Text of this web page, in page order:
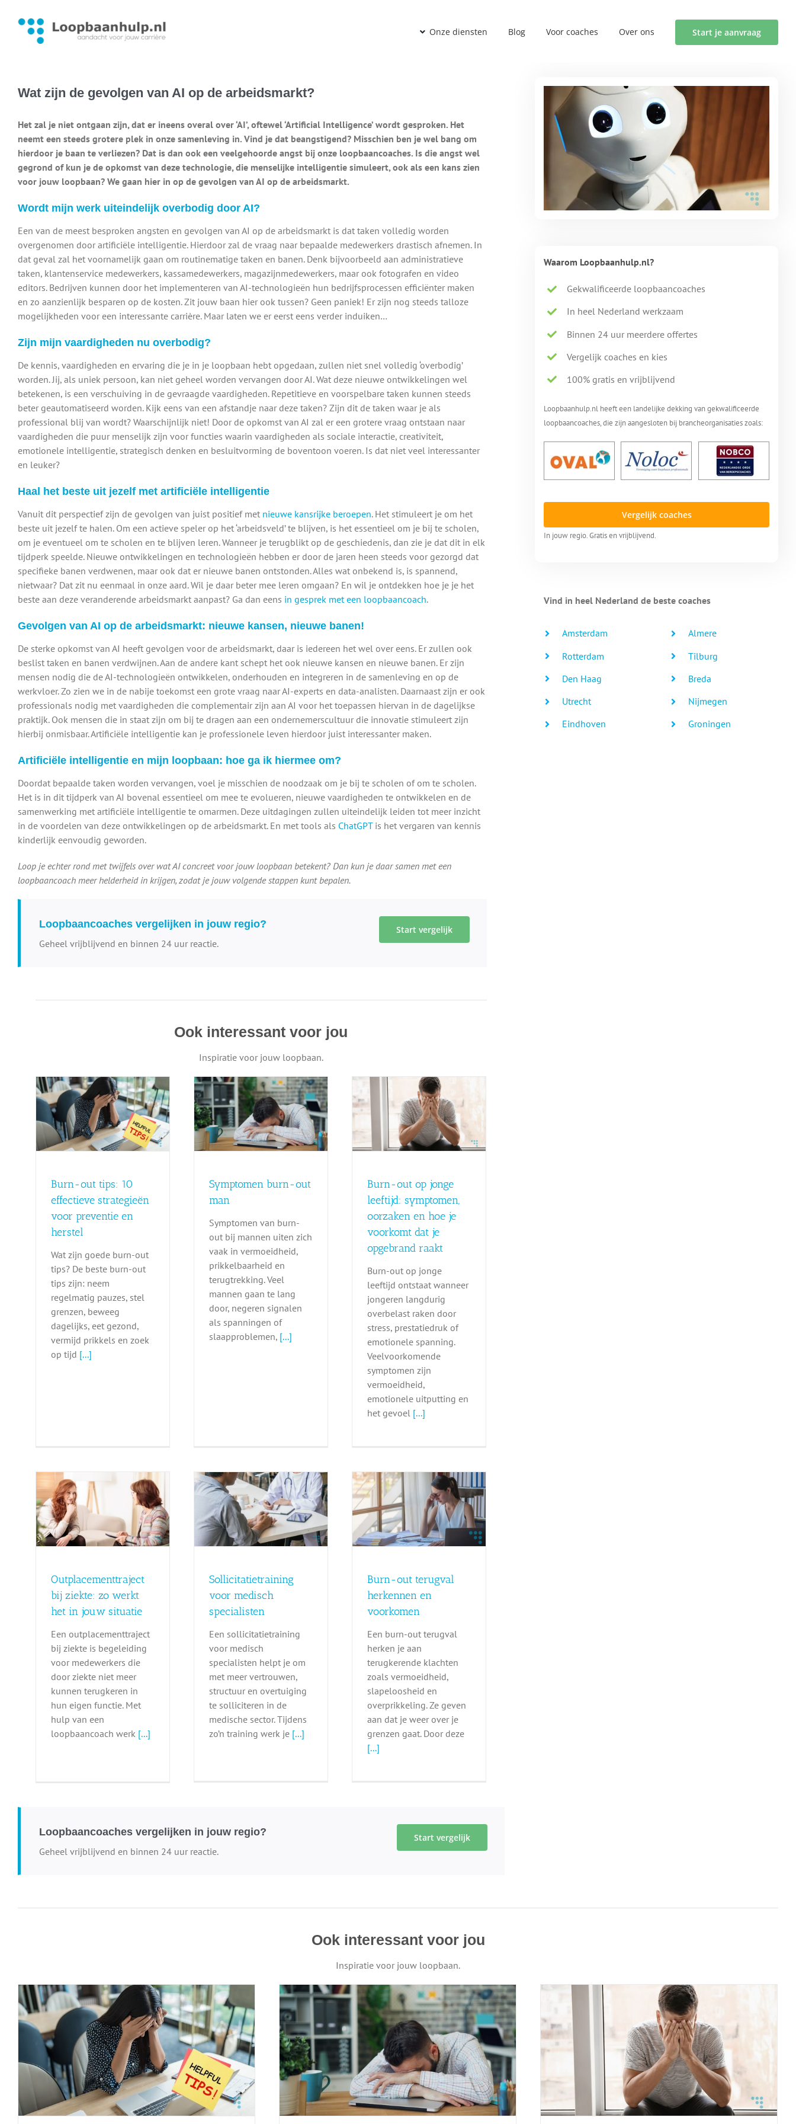
inhoud
Onze diensten Blog Voor coaches Over ons Start je aanvraag
Wat zijn de gevolgen van AI op de arbeidsmarkt?
Het zal je niet ontgaan zijn, dat er ineens overal over ‘AI’, oftewel ‘Artificial Intelligence’ wordt gesproken. Het
neemt een steeds grotere plek in onze samenleving in. Vind je dat beangstigend? Misschien ben je wel bang om
hierdoor je baan te verliezen? Dat is dan ook een veelgehoorde angst bij onze loopbaancoaches. Is die angst wel
gegrond of kun je de opkomst van deze technologie, die menselijke intelligentie simuleert, ook als een kans zien
voor jouw loopbaan? We gaan hier in op de gevolgen van AI op de arbeidsmarkt.
Wordt mijn werk uiteindelijk overbodig door AI?
Een van de meest besproken angsten en gevolgen van AI op de arbeidsmarkt is dat taken volledig worden
overgenomen door artificiële intelligentie. Hierdoor zal de vraag naar bepaalde medewerkers drastisch afnemen. In
dat geval zal het voornamelijk gaan om routinematige taken en banen. Denk bijvoorbeeld aan administratieve
taken, klantenservice medewerkers, kassamedewerkers, magazijnmedewerkers, maar ook fotografen en video
editors. Bedrijven kunnen door het implementeren van AI-technologieën hun bedrijfsprocessen efficiënter maken
en zo aanzienlijk besparen op de kosten. Zit jouw baan hier ook tussen? Geen paniek! Er zijn nog steeds talloze
mogelijkheden voor een interessante carrière. Maar laten we er eerst eens verder induiken…
Zijn mijn vaardigheden nu overbodig?
De kennis, vaardigheden en ervaring die je in je loopbaan hebt opgedaan, zullen niet snel volledig ‘overbodig’
worden. Jij, als uniek persoon, kan niet geheel worden vervangen door AI. Wat deze nieuwe ontwikkelingen wel
betekenen, is een verschuiving in de gevraagde vaardigheden. Repetitieve en voorspelbare taken kunnen steeds
beter geautomatiseerd worden. Kijk eens van een afstandje naar deze taken? Zijn dit de taken waar je als
professional blij van wordt? Waarschijnlijk niet! Door de opkomst van AI zal er een grotere vraag ontstaan naar
vaardigheden die puur menselijk zijn voor functies waarin vaardigheden als sociale interactie, creativiteit,
emotionele intelligentie, strategisch denken en besluitvorming de boventoon voeren. Is dat niet veel interessanter
en leuker?
Haal het beste uit jezelf met artificiële intelligentie
Vanuit dit perspectief zijn de gevolgen van juist positief met nieuwe kansrijke beroepen. Het stimuleert je om het
beste uit jezelf te halen. Om een actieve speler op het ‘arbeidsveld’ te blijven, is het essentieel om je bij te scholen,
om je eventueel om te scholen en te blijven leren. Wanneer je terugblikt op de geschiedenis, dan zie je dat dit in elk
tijdperk speelde. Nieuwe ontwikkelingen en technologieën hebben er door de jaren heen steeds voor gezorgd dat
specifieke banen verdwenen, maar ook dat er nieuwe banen ontstonden. Alles wat onbekend is, is spannend,
nietwaar? Dat zit nu eenmaal in onze aard. Wil je daar beter mee leren omgaan? En wil je ontdekken hoe je je het
beste aan deze veranderende arbeidsmarkt aanpast? Ga dan eens in gesprek met een loopbaancoach.
Gevolgen van AI op de arbeidsmarkt: nieuwe kansen, nieuwe banen!
De sterke opkomst van AI heeft gevolgen voor de arbeidsmarkt, daar is iedereen het wel over eens. Er zullen ook
beslist taken en banen verdwijnen. Aan de andere kant schept het ook nieuwe kansen en nieuwe banen. Er zijn
mensen nodig die de AI-technologieën ontwikkelen, onderhouden en integreren in de samenleving en op de
werkvloer. Zo zien we in de nabije toekomst een grote vraag naar AI-experts en data-analisten. Daarnaast zijn er ook
professionals nodig met vaardigheden die complementair zijn aan AI voor het toepassen hiervan in de dagelijkse
praktijk. Ook mensen die in staat zijn om bij te dragen aan een ondernemerscultuur die innovatie stimuleert zijn
hierbij onmisbaar. Artificiële intelligentie kan je professionele leven hierdoor juist interessanter maken.
Artificiële intelligentie en mijn loopbaan: hoe ga ik hiermee om?
Doordat bepaalde taken worden vervangen, voel je misschien de noodzaak om je bij te scholen of om te scholen.
Het is in dit tijdperk van AI bovenal essentieel om mee te evolueren, nieuwe vaardigheden te ontwikkelen en de
samenwerking met artificiële intelligentie te omarmen. Deze uitdagingen zullen uiteindelijk leiden tot meer inzicht
in de voordelen van deze ontwikkelingen op de arbeidsmarkt. En met tools als ChatGPTis het vergaren van kennis
kinderlijk eenvoudig geworden.
Loop je echter rond met twijfels over wat AI concreet voor jouw loopbaan betekent? Dan kun je daar samen met een
loopbaancoach meer helderheid in krijgen, zodat je jouw volgende stappen kunt bepalen.
Start vergelijk
Loopbaancoaches vergelijken in jouw regio?
Geheel vrijblijvend en binnen 24 uur reactie.
Ook interessant voor jou
Inspiratie voor jouw loopbaan.
Burn-out tips: 10
effectieve strategieën
voor preventie en
herstel
Wat zijn goede burn-out
tips? De beste burn-out
tips zijn: neem
regelmatig pauzes, stel
grenzen, beweeg
dagelijks, eet gezond,
vermijd prikkels en zoek
op tijd [...]
Symptomen burn-out
man
Burn-out
Symptomen burn-out
man
Symptomen van burn-
out bij mannen uiten zich
vaak in vermoeidheid,
prikkelbaarheid en
terugtrekking. Veel
mannen gaan te lang
door, negeren signalen
als spanningen of
slaapproblemen,[...]
Burn-out op jonge
leeftijd: symptomen,
oorzaken en hoe je
voorkomt dat je
opgebrand raakt
Burn-out op jonge
leeftijd: symptomen,
oorzaken en hoe je
voorkomt dat je
opgebrand raakt
Burn-out op jonge
leeftijd ontstaat wanneer
jongeren langdurig
overbelast raken door
stress, prestatiedruk of
emotionele spanning.
Veelvoorkomende
symptomen zijn
vermoeidheid,
emotionele uitputting en
het gevoel [...]
Outplacementtraject
bij ziekte: zo werkt
het in jouw situatie
Een outplacementtraject
bij ziekte is begeleiding
voor medewerkers die
door ziekte niet meer
kunnen terugkeren in
hun eigen functie. Met
hulp van een
loopbaancoach werk [...]
Sollicitatietraining
voor medisch
specialisten
Sollicitatietraining
Sollicitatietraining
voor medisch
specialisten
Een sollicitatietraining
voor medisch
specialisten helpt je om
met meer vertrouwen,
structuur en overtuiging
te solliciteren in de
medische sector. Tijdens
zo’n training werk je[...]
Burn-out terugval
herkennen en
voorkomen
Burn-out
Burn-out terugval
herkennen en
voorkomen
Een burn-out terugval
herken je aan
terugkerende klachten
zoals vermoeidheid,
slapeloosheid en
overprikkeling. Ze geven
aan dat je weer over je
grenzen gaat. Door deze
[...]
Start vergelijk
Loopbaancoaches vergelijken in jouw regio?
Geheel vrijblijvend en binnen 24 uur reactie.
Waarom Loopbaanhulp.nl?
Gekwalificeerde loopbaancoaches
In heel Nederland werkzaam
Binnen 24 uur meerdere offertes
Vergelijk coaches en kies
100% gratis en vrijblijvend
Loopbaanhulp.nl heeft een landelijke dekking van gekwalificeerde
loopbaancoaches, die zijn aangesloten bij brancheorganisaties zoals:
Vergelijk coaches
In jouw regio. Gratis en vrijblijvend.
Vind in heel Nederland de beste coaches
Amsterdam
Rotterdam
Den Haag
Utrecht
Eindhoven
Almere
Tilburg
Breda
Nijmegen
Groningen
Ook interessant voor jou
Inspiratie voor jouw loopbaan.
Symptomen burn-out man
Burn-out
Burn-out op jonge leeftijd: symptomen,
oorzaken en hoe je voorkomt dat je
opgebrand raakt
Burn-out